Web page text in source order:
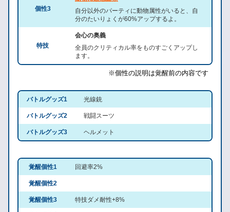
個性3
自分以外のパーティに動物属性がいると、自
分のたいりょくが60%アップするよ。
特技
会心の奥義
全員のクリティカル率をものすごくアップし
ます。
※個性の説明は覚醒前の内容です
バトルグッズ1 光線銃
バトルグッズ2 戦闘スーツ
バトルグッズ3 ヘルメット
覚醒個性1 回避率2%
覚醒個性2
覚醒個性3 特技ダメ耐性+8%